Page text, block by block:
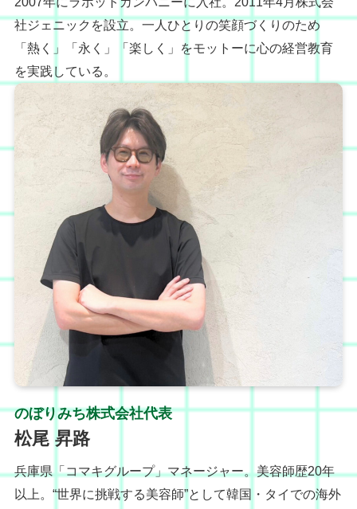
社ジェニックを設立。一人ひとりの笑顔づくりのため
「熱く」「永く」「楽しく」をモットーに心の経営教育
を実践している。
のぼりみち株式会社代表
松尾 昇路
兵庫県「コマキグループ」マネージャー。美容師歴20年
以上。“世界に挑戦する美容師”として韓国・タイでの海外